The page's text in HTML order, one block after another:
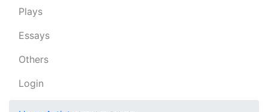
Plays
Essays
Others
Login